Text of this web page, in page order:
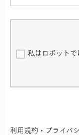
私はロボットで
利用規約・プライバ